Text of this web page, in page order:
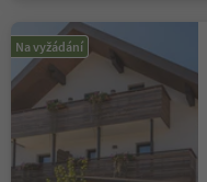
Na vyžádání